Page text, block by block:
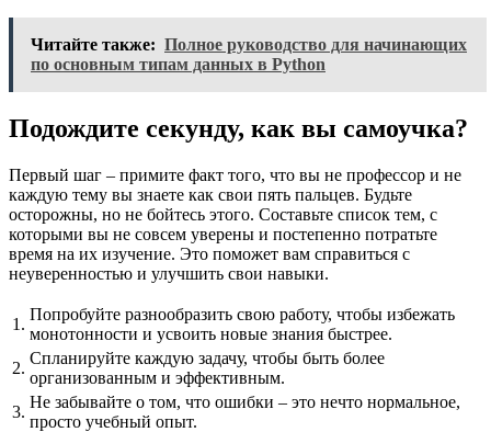
Читайте также: Полное руководство для начинающих
по основным типам данных в Python
Подождите секунду, как вы самоучка?
Первый шаг – примите факт того, что вы не профессор и не
каждую тему вы знаете как свои пять пальцев. Будьте
осторожны, но не бойтесь этого. Составьте список тем, с
которыми вы не совсем уверены и постепенно потратьте
время на их изучение. Это поможет вам справиться с
неуверенностью и улучшить свои навыки.
1.
Попробуйте разнообразить свою работу, чтобы избежать
монотонности и усвоить новые знания быстрее.
2.
Спланируйте каждую задачу, чтобы быть более
организованным и эффективным.
3.
Не забывайте о том, что ошибки – это нечто нормальное,
просто учебный опыт.